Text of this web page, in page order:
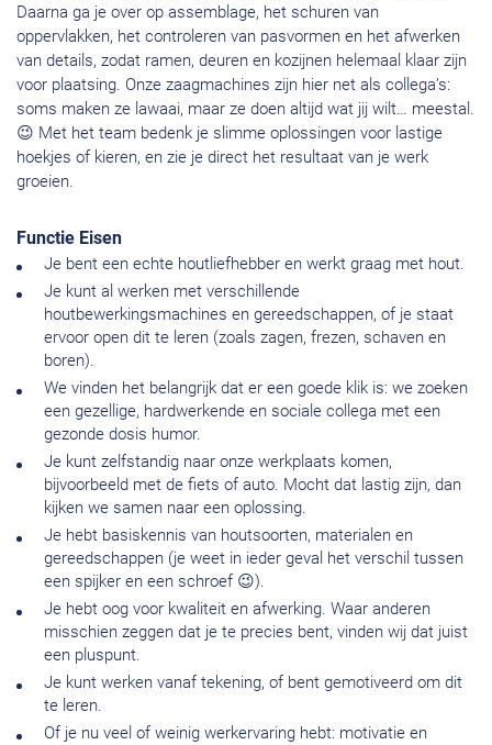
Daarna ga je over op assemblage, het schuren van
oppervlakken, het controleren van pasvormen en het afwerken
van details, zodat ramen, deuren en kozijnen helemaal klaar zijn
voor plaatsing. Onze zaagmachines zijn hier net als collega’s:
soms maken ze lawaai, maar ze doen altijd wat jij wilt… meestal.
😉 Met het team bedenk je slimme oplossingen voor lastige
hoekjes of kieren, en zie je direct het resultaat van je werk
groeien.
Functie Eisen
Je bent een echte houtliefhebber en werkt graag met hout.
Je kunt al werken met verschillende
houtbewerkingsmachines en gereedschappen, of je staat
ervoor open dit te leren (zoals zagen, frezen, schaven en
boren).
We vinden het belangrijk dat er een goede klik is: we zoeken
een gezellige, hardwerkende en sociale collega met een
gezonde dosis humor.
Je kunt zelfstandig naar onze werkplaats komen,
bijvoorbeeld met de fiets of auto. Mocht dat lastig zijn, dan
kijken we samen naar een oplossing.
Je hebt basiskennis van houtsoorten, materialen en
gereedschappen (je weet in ieder geval het verschil tussen
een spijker en een schroef 😉).
Je hebt oog voor kwaliteit en afwerking. Waar anderen
misschien zeggen dat je te precies bent, vinden wij dat juist
een pluspunt.
Je kunt werken vanaf tekening, of bent gemotiveerd om dit
te leren.
Of je nu veel of weinig werkervaring hebt: motivatie en